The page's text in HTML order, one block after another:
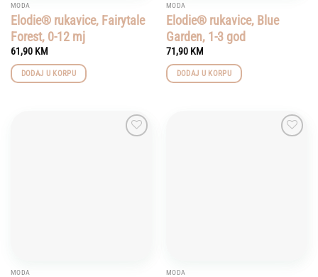
MODA
Elodie® rukavice, Fairytale
Forest, 0-12 mj
61,90 KM
DODAJ U KORPU
MODA
Elodie® rukavice, Blue
Garden, 1-3 god
71,90 KM
DODAJ U KORPU
MODA MODA